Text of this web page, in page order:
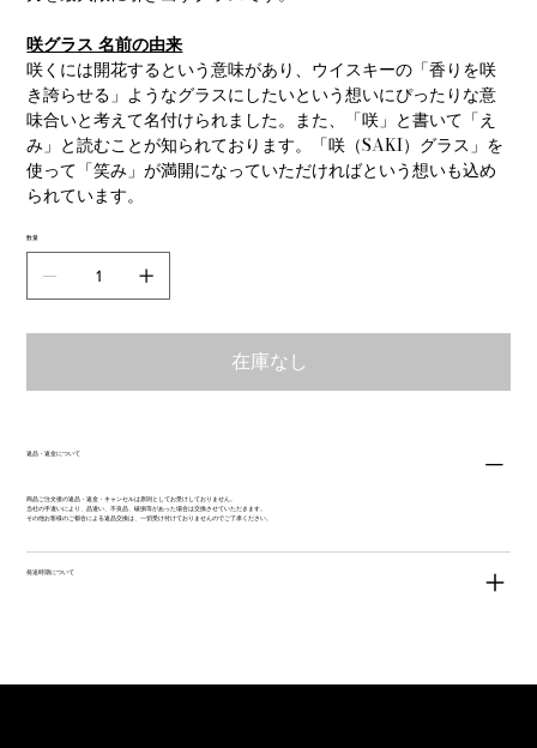
咲グラス 名前の由来
咲くには開花するという意味があり、ウイスキーの「香りを咲
き誇らせる」ようなグラスにしたいという想いにぴったりな意
味合いと考えて名付けられました。また、「咲」と書いて「え
み」と読むことが知られております。「咲（SAKI）グラス」を
使って「笑み」が満開になっていただければという想いも込め
られています。
数量
在庫なし
返品・返金について
商品ご注文後の返品・返金・キャンセルは原則としてお受けしておりません。
当社の手違いにより、品違い、不良品、破損等があった場合は交換させていただきます。
その他お客様のご都合による返品交換は、一切受け付けておりませんのでご了承ください。
発送時期について